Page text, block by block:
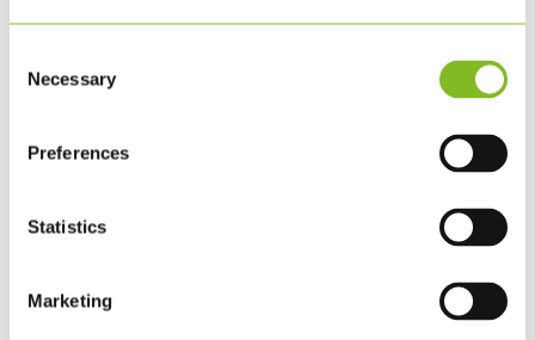
Selection
Necessary
Preferences
Statistics
Marketing
januar 2019
juni 2018
februar 2018
november 2017